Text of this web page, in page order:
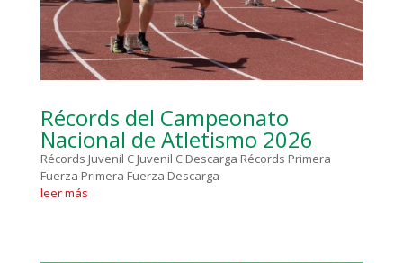
Récords del Campeonato
Nacional de Atletismo 2026
Récords Juvenil C Juvenil C Descarga Récords Primera
Fuerza Primera Fuerza Descarga
leer más